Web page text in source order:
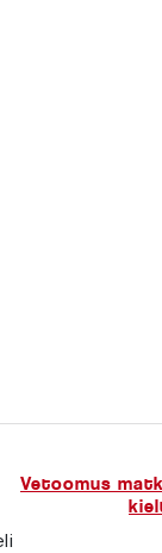
Vetoomus